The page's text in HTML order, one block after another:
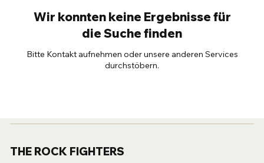
Wir konnten keine Ergebnisse für
die Suche finden
Bitte Kontakt aufnehmen oder unsere anderen Services
durchstöbern.
THE ROCK FIGHTERS